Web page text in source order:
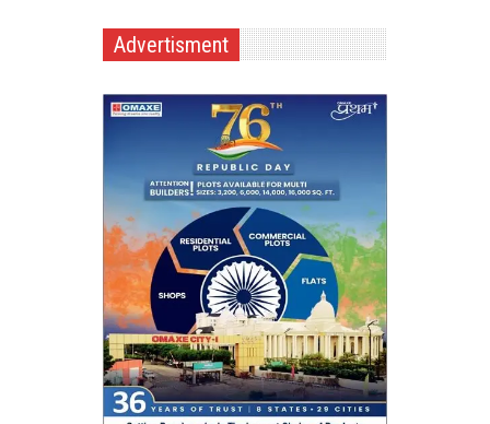
Advertisment